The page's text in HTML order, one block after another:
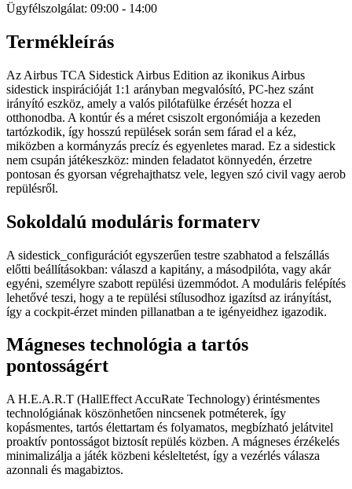
Ügyfélszolgálat: 09:00 - 14:00
Termékleírás
Az Airbus TCA Sidestick Airbus Edition az ikonikus Airbus
sidestick inspirációját 1:1 arányban megvalósító, PC-hez szánt
irányító eszköz, amely a valós pilótafülke érzését hozza el
otthonodba. A kontúr és a méret csiszolt ergonómiája a kezeden
tartózkodik, így hosszú repülések során sem fárad el a kéz,
miközben a kormányzás precíz és egyenletes marad. Ez a sidestick
nem csupán játékeszköz: minden feladatot könnyedén, érzetre
pontosan és gyorsan végrehajthatsz vele, legyen szó civil vagy aerob
repülésről.
Sokoldalú moduláris formaterv
A sidestick_configurációt egyszerűen testre szabhatod a felszállás
előtti beállításokban: válaszd a kapitány, a másodpilóta, vagy akár
egyéni, személyre szabott repülési üzemmódot. A moduláris felépítés
lehetővé teszi, hogy a te repülési stílusodhoz igazítsd az irányítást,
így a cockpit-érzet minden pillanatban a te igényeidhez igazodik.
Mágneses technológia a tartós
pontosságért
A H.E.A.R.T (HallEffect AccuRate Technology) érintésmentes
technológiának köszönhetően nincsenek potméterek, így
kopásmentes, tartós élettartam és folyamatos, megbízható jelátvitel
proaktív pontosságot biztosít repülés közben. A mágneses érzékelés
minimalizálja a játék közbeni késleltetést, így a vezérlés válasza
azonnali és magabiztos.